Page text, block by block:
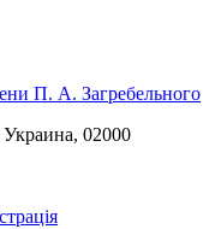
П. А. Загребельного
02000